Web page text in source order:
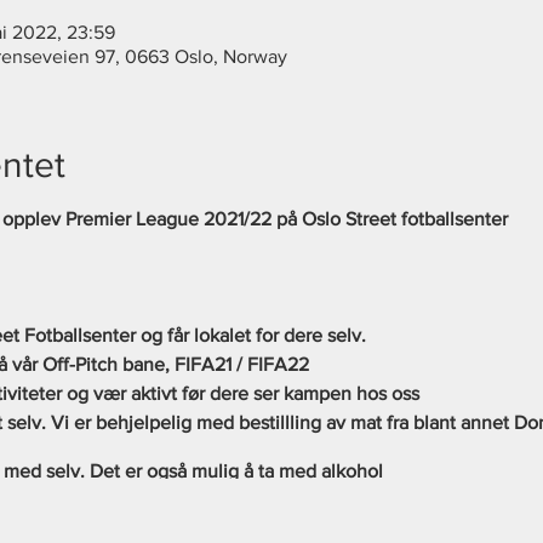
2022, 23:59
97, 0663 Oslo, Norway
Premier League 2021/22 på Oslo Street fotballsenter
Fotballsenter og får lokalet for dere selv.
Off-Pitch bane, FIFA21 / FIFA22
og vær aktivt før dere ser kampen hos oss
Vi er behjelpelig med bestillling av mat fra blant annet
selv. Det er også mulig å ta med alkohol